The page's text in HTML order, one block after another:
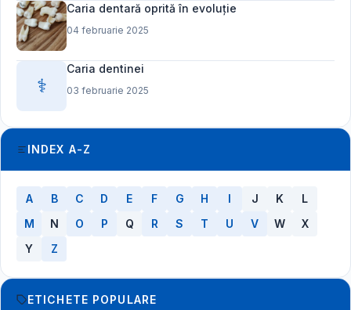
Caria dentară oprită în evoluție
04 februarie 2025
⚕️
Caria dentinei
03 februarie 2025
INDEX A-Z
A B C D E F G H I J K
L
M
N O P Q R S T U V W
X
Y
Z
ETICHETE POPULARE